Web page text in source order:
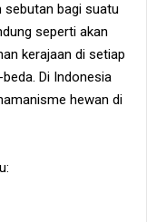
sebutan bagi suatu
seperti akan
kerajaan di setiap
Di Indonesia
hewan di